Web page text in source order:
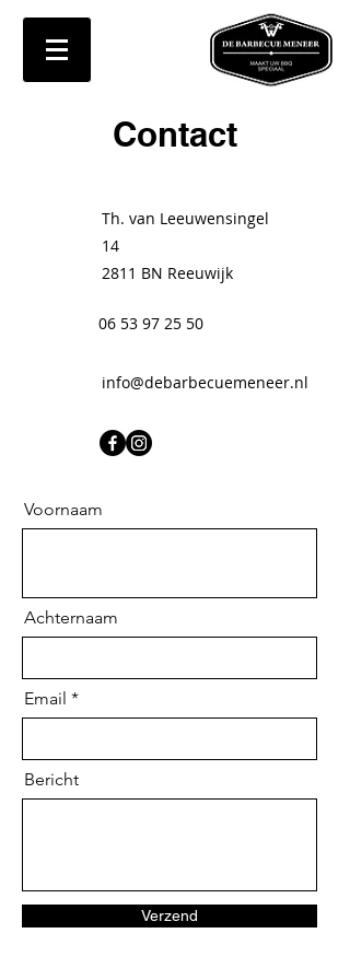
Contact
Th. van Leeuwensingel
14
2811 BN Reeuwijk
06 53 97 25 50
info@debarbecuemeneer.nl
Voornaam
Achternaam
Email
Bericht
Verzend